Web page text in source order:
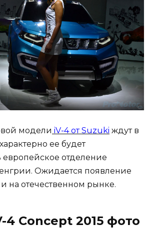
модели iV-4 от Suzuki ждут в
ее будет
европейское отделение
Ожидается появление
на отечественном рынке.
4 Concept 2015 фото